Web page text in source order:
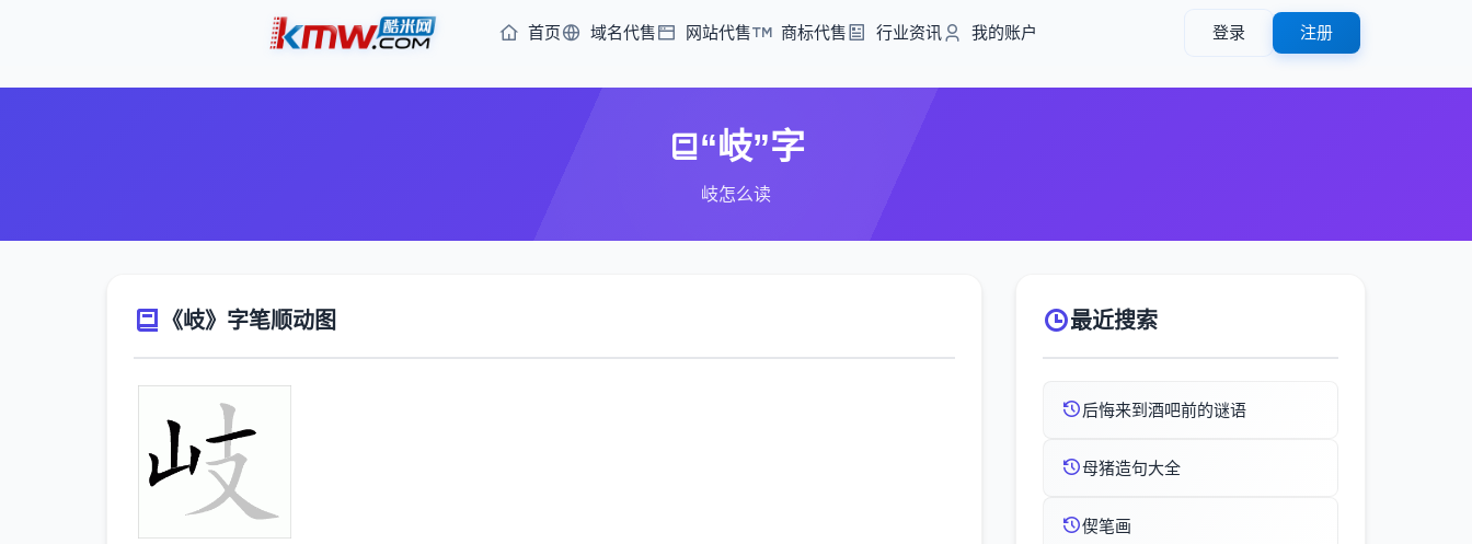
首页 域名代售 网站代售 商标代售 行业资讯 我的账户 登录 注册
“岐”字
岐怎么读
《岐》字笔顺动图 最近搜索
后悔来到酒吧前的谜语
母猪造句大全
偰笔画